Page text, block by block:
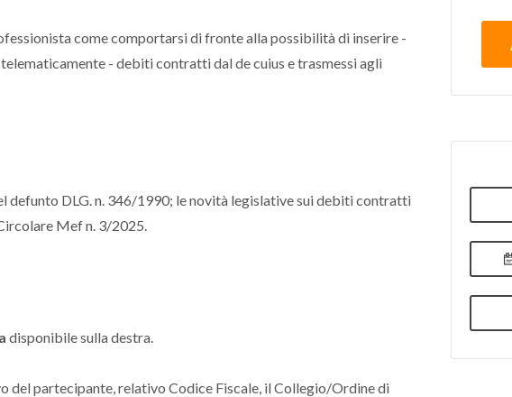
come comportarsi di fronte alla possibilità di inserire -
- debiti contratti dal de cuius e trasmessi agli
defunto DLG. n. 346/1990; le novità legislative sui debiti contratti
Mef n. 3/2025.
disponibile sulla destra.
partecipante, relativo Codice Fiscale, il Collegio/Ordine di